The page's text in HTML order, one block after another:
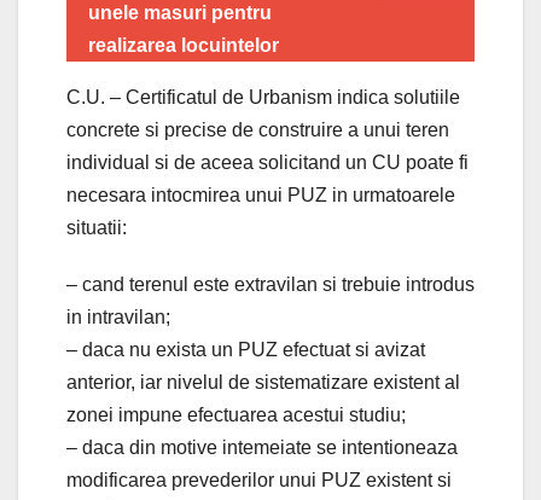
unele masuri pentru
realizarea locuintelor
C.U. – Certificatul de Urbanism indica solutiile
concrete si precise de construire a unui teren
individual si de aceea solicitand un CU poate fi
necesara intocmirea unui PUZ in urmatoarele
situatii:
– cand terenul este extravilan si trebuie introdus
in intravilan;
– daca nu exista un PUZ efectuat si avizat
anterior, iar nivelul de sistematizare existent al
zonei impune efectuarea acestui studiu;
– daca din motive intemeiate se intentioneaza
modificarea prevederilor unui PUZ existent si